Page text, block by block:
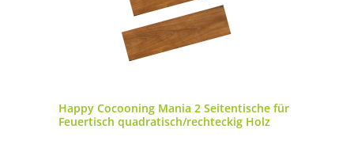
Happy Cocooning Mania 2 Seitentische für
Feuertisch quadratisch/rechteckig Holz